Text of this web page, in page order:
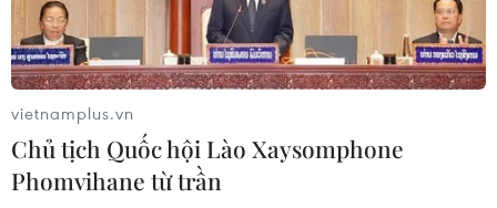
Theo dõi VietnamPlus
vietnamplus.vn
Chủ tịch Quốc hội Lào Xaysomphone
Phomvihane từ trần